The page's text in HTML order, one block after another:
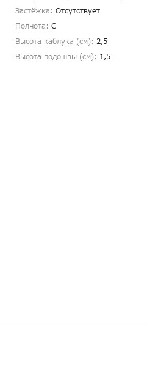
Застёжка: Отсутствует
Полнота: С
Высота каблука (см): 2,5
Высота подошвы (см): 1,5